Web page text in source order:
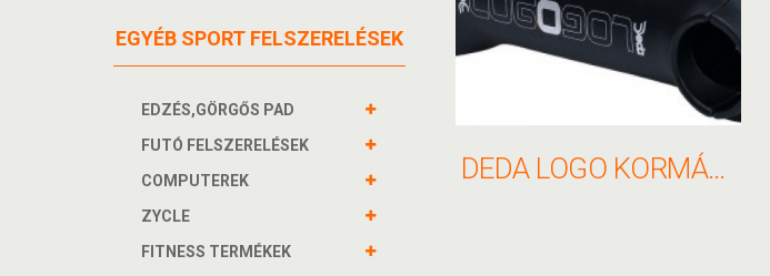
DEDA LOGO KORMÁNYFEJ 26X70MM 82 FEKETE(V.NYAK 11/8)
EGYÉB SPORT FELSZERELÉSEK
EDZÉS,GÖRGŐS PAD
FUTÓ FELSZERELÉSEK
COMPUTEREK
ZYCLE
FITNESS TERMÉKEK